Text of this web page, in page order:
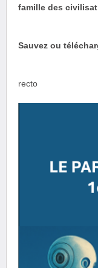
famille des
Sauvez ou
recto